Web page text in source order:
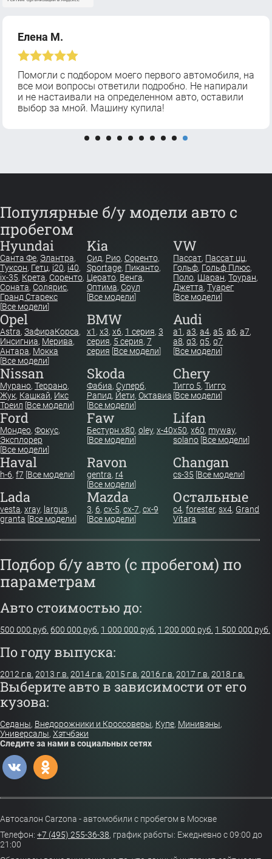
Елена М.
Помогли с подбором моего первого автомобиля, на
все мои вопросы ответили подробно. Не напирали
и не настаивали на определенном авто, оставили
выбор за мной. Машину купила!
Популярные б/у модели авто с
пробегом
Hyundai
Санта Фе, Элантра,
Туксон, Гетц, i20, i40,
ix-35, Крета, Соренто,
Соната, Солярис,
Гранд Старекс
[Все модели]
Kia
Сид, Рио, Соренто,
Sportage, Пиканто,
Церато, Венга,
Оптима, Соул
[Все модели]
VW
Пассат, Пассат цц,
Гольф, Гольф Плюс,
Поло, Шаран,Тоуран,
Джетта,Туарег
[Все модели]
Opel
Astra, ЗафираКорса,
Инсигниа, Мерива,
Антара, Мокка
[Все модели]
BMW
x1 , x3, x6, 1 серия, 3
серия, 5 серия, 7
серия [Все модели]
Audi
a1 ,a3,a4,a5,a6,a7,
a8,q3,q5,q7
[Все модели]
Nissan
Мурано, Террано,
Жук, Кашкай, Икс
Треил [Все модели]
Skoda
Фабиа, Суперб,
Рапид, Йети, Октавиа
[Все модели]
Chery
Тигго 5,Тигго
[Все модели]
Ford
Мондео, Фокус,
Эксплорер
[Все модели]
Faw
Бестурн х80, oley, x-40
[Все модели]
Lifan
x50,x60, myway,
solano [Все модели]
Haval
h-6, f7 [Все модели]
Ravon
gentra, r4
[Все модели]
Changan
cs-35 [Все модели]
Lada
vesta, xray, largus,
granta [Все модели]
Mazda
3, 6, cx-5, cx-7, cx-9
[Все модели]
Остальные
c4,forester,sx4, Grand
Vitara
Подбор б/у авто (с пробегом) по
параметрам
Авто стоимостью до:
500 000 руб. 600 000 руб. 1 000 000 руб. 1 200 000 руб. 1 500 000 руб.
По году выпуска:
2012 г.в. 2013 г.в. 2014 г.в. 2015 г.в. 2016 г.в. 2017 г.в. 2018 г.в.
Выберите авто в зависимости от его
кузова:
Седаны, Внедорожники и Кроссоверы, Купе, Минивэны,
Универсалы, Хэтчбэки
Следите за нами в социальных сетях
Автосалон Carzona - автомобили с пробегом в Москве
Телефон: +7 (495) 255-36-38, график работы: Ежедневно с 09:00 до
21:00